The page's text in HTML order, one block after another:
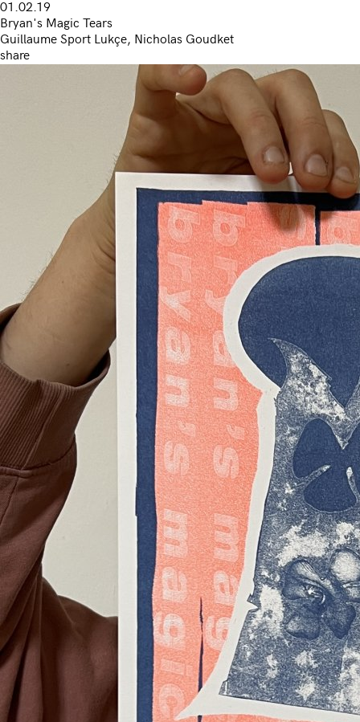
01.02.19
Bryan's Magic Tears
Guillaume Sport Lukçe, Nicholas Goudket
share